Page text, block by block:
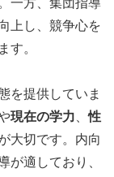
上し、競争心を
す。
を提供していま
現在の学力、性
大切です。内向
が適しており、